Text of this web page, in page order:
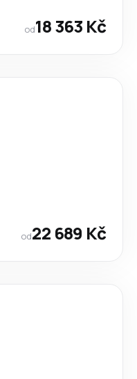
od18 363 Kč
od22 689 Kč